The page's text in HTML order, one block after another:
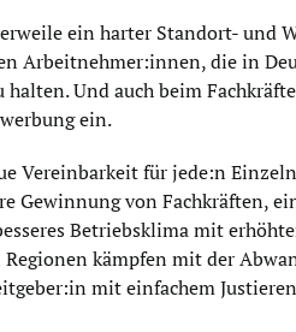
ein harter Standort- und
Arbeitnehmer:innen, die in
Und auch beim
ein.
Vereinbarkeit für jede:n
Gewinnung von Fachkräften,
Betriebsklima mit
kämpfen mit der
mit einfachem